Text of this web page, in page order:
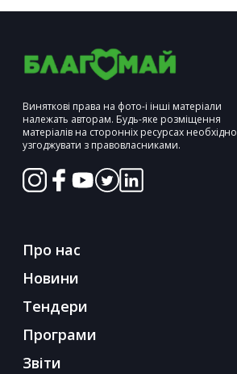
Виняткові права на фото-і інші матеріали
належать авторам. Будь-яке розміщення
матеріалів на сторонніх ресурсах необхідно
узгоджувати з правовласниками.
Про нас
Новини
Тендери
Програми
Звіти